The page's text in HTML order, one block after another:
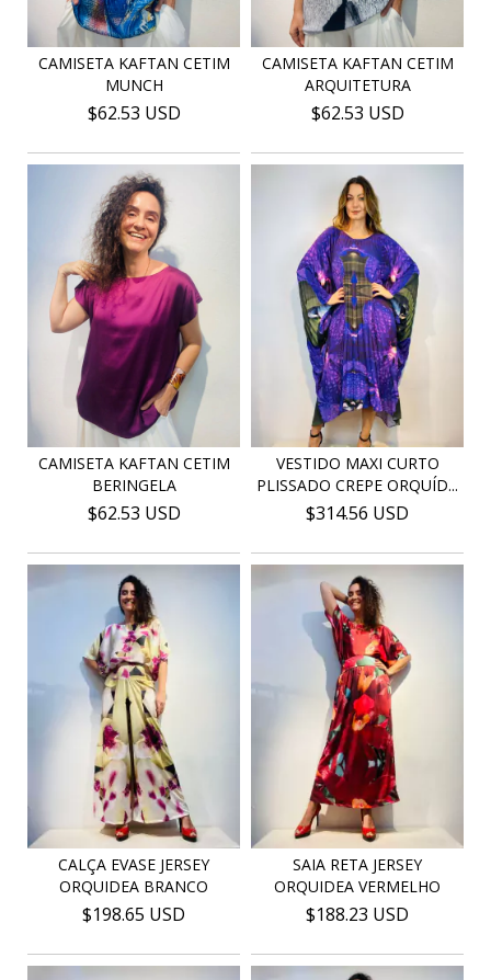
CAMISETA KAFTAN CETIM
MUNCH
$62.53 USD
CAMISETA KAFTAN CETIM
ARQUITETURA
$62.53 USD
CAMISETA KAFTAN CETIM
BERINGELA
$62.53 USD
VESTIDO MAXI CURTO
PLISSADO CREPE ORQUÍD...
$314.56 USD
CALÇA EVASE JERSEY
ORQUIDEA BRANCO
$198.65 USD
SAIA RETA JERSEY
ORQUIDEA VERMELHO
$188.23 USD